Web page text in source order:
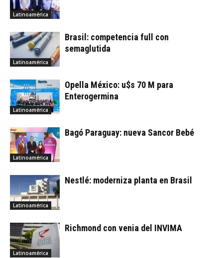
Latinoamérica
Latinoamérica
Brasil: competencia full con
semaglutida
Latinoamérica
Opella México: u$s 70 M para
Enterogermina
Latinoamérica
Bagó Paraguay: nueva Sancor Bebé
Latinoamérica
Nestlé: moderniza planta en Brasil
Latinoamérica
Richmond con venia del INVIMA